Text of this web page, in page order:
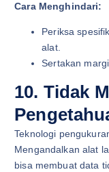
Cara Menghindari:
Periksa
alat.
Sertakan
10. Tidak
Teknologi
Mengandalkan alat
bisa membuat data